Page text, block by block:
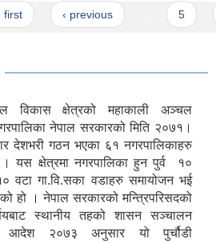
‹ previous
विकास क्षेत्रको महाकाली अञ्चल
नेपाल सरकारको मिति २०७१।
देशभरी गठन भएका ६१ नगरपालिकाहरु
यस क्षेत्रमा नगरपालिका हुन पुर्व १०
वटा गा.वि.सका वडाहरु समायोजन भई
हो । नेपाल सरकारको मन्त्रिपरिसदको
स्थानीय तहको शासन सञ्चालन
आदेश २०७३ अनुसार यो पुर्चौडी